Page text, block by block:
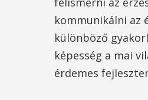
kommunikálni az
különböző
képesség a mai
érdemes